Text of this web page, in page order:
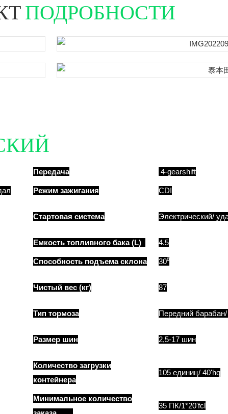
ПОДРОБНОСТИ
Передача 4-gearshift
Режим зажигания CDI
Стартовая система Электрический/
Емкость топливного бака (L) 4.5
Способность подъема склона 30⁰
Чистый вес (кг) 87
Тип тормоза Передний
Размер шин 2,5-17 шин
Количество загрузки
контейнера
105 единиц/ 40'hq
Минимальное количество
35 ПК/1*20'fcl